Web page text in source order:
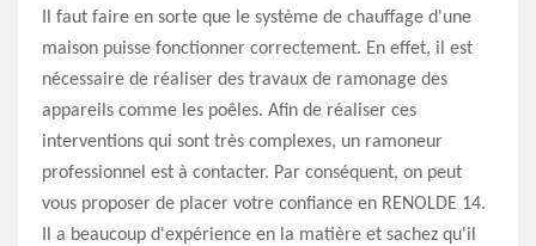
Il faut faire en sorte que le système de chauffage d'une
maison puisse fonctionner correctement. En effet, il est
nécessaire de réaliser des travaux de ramonage des
appareils comme les poêles. Afin de réaliser ces
interventions qui sont très complexes, un ramoneur
professionnel est à contacter. Par conséquent, on peut
vous proposer de placer votre confiance en RENOLDE 14.
Il a beaucoup d'expérience en la matière et sachez qu'il